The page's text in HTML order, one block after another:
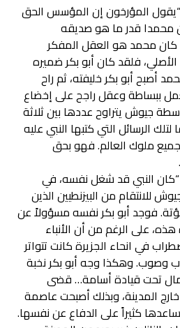
“يقول المؤرخون إن المؤسس الحق
محمدا قدر ما هو صديقه
كان محمد هو العقل المفكر
الأصلي، فلقد كان أبو بكر ضميره
أصبح أبو بكر خليفته، ثم راح
ببساطة وعقل راجح على إخضاع
جيوش يتراوح عددها بين ثلاثة
الرسائل التي كتبها النبي عليه
جميع ملوك العالم. فهو بحق
النبي قد شغل نفسه، في
للانتقام من البيزنطيين الذين
فوجد أبو بكر نفسه مسؤولاً عن
هذه، على الرغم من أن الأنباء
في انحاء الجزيرة كانت تتواتر
وصوب. وهكذا وجه أبو بكر نخبة
تحت قيادة أسامة… قضى
المدينة، وبذلك أصبحت عاصمة
كثيراً على الدفاع عن نفسها.